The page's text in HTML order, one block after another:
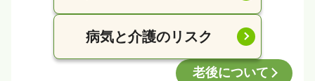
病気と介護のリスク
老後について